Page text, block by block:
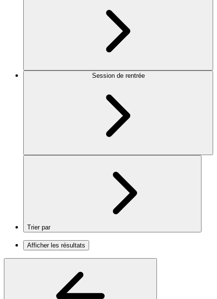
Session de rentrée
Trier par
Afficher les résultats